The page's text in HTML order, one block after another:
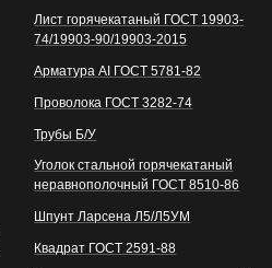
Лист горячекатаный ГОСТ 19903-
74/19903-90/19903-2015
Арматура АI ГОСТ 5781-82
Проволока ГОСТ 3282-74
Трубы Б/У
Уголок стальной горячекатаный
неравнополочный ГОСТ 8510-86
Шпунт Ларсена Л5/Л5УМ
Квадрат ГОСТ 2591-88